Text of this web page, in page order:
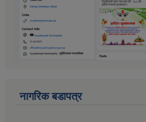
नागरिक बडापत्र